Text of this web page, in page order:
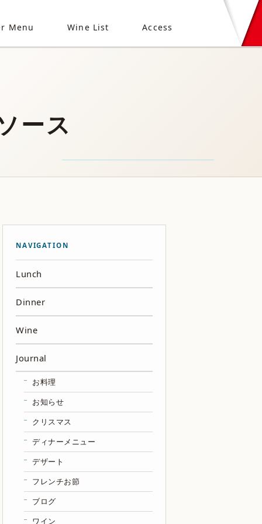
Menu Wine List Access
ース
NAVIGATION
Lunch
Dinner
Wine
Journal
お料理
お知らせ
クリスマス
ディナーメニュー
デザート
フレンチお節
ブログ
ワイン